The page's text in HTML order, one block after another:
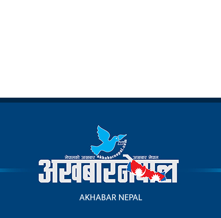
AKHABAR NEPAL